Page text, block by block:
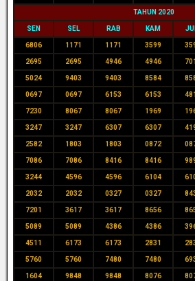
TAHUN 2020
SEN SEL RAB KAM
6806 1171 1171 3599
2695 2695 4946 4946
5024 9403 9403 8584
0697 0697 6153 6153
7230 8067 8067 1969
3247 3247 6307 6307
2582 1803 1803 0872
7086 7086 8416 8416
3244 4596 4596 6104
2032 2032 0327 0327
7201 3617 3617 8656
5089 5089 4386 4386
4511 6173 6173 2831
5760 5760 7480 7480
1604 9848 9848 8076